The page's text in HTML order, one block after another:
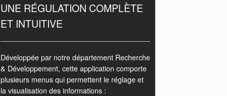
UNE RÉGULATION COMPLÈTE
ET INTUITIVE
Développée par notre département Recherche
& Développement, cette application comporte
plusieurs menus qui permettent le réglage et
la visualisation des informations :